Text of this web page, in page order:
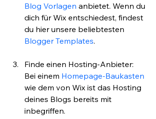
Blog Vorlagen anbietet. Wenn du
dich für Wix entschiedest, findest
du hier unsere beliebtesten
Blogger Templates.
Finde einen Hosting-Anbieter:
Bei einem Homepage-Baukasten
wie dem von Wix ist das Hosting
deines Blogs bereits mit
inbegriffen.